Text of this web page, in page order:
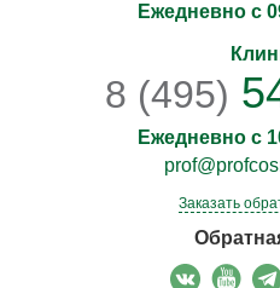
Ежедневно с
8 (495)
Ежедневно с
Заказать